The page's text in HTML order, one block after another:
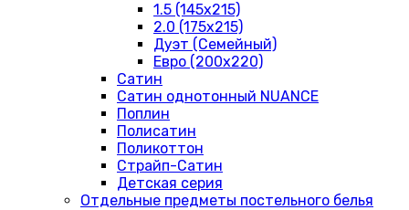
1.5 (145х215)
2.0 (175х215)
Дуэт (Семейный)
Евро (200х220)
Сатин
Сатин однотонный NUANCE
Поплин
Полисатин
Поликоттон
Страйп-Сатин
Детская серия
Отдельные предметы постельного белья